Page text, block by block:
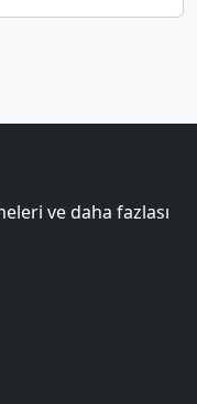
ve daha fazlası